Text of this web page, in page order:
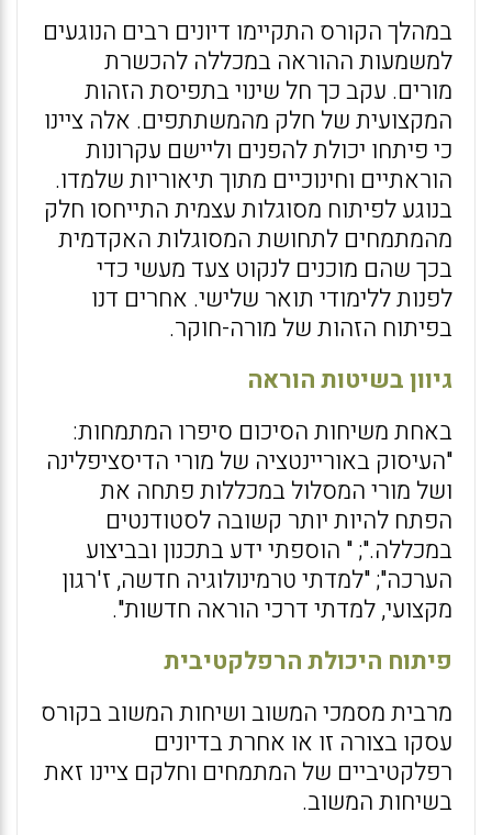
במהלך הקורס התקיימו דיונים רבים הנוגעים
למשמעות ההוראה במכללה להכשרת
מורים. עקב כך חל שינוי בתפיסת הזהות
המקצועית של חלק מהמשתתפים. אלה ציינו
כי פיתחו יכולת להפנים וליישם עקרונות
הוראתיים וחינוכיים מתוך תיאוריות שלמדו.
בנוגע לפיתוח מסוגלות עצמית התייחסו חלק
מהמתמחים לתחושת המסוגלות האקדמית
בכך שהם מוכנים לנקוט צעד מעשי כדי
לפנות ללימודי תואר שלישי. אחרים דנו
בפיתוח הזהות של מורה-חוקר.
גיוון בשיטות הוראה
באחת משיחות הסיכום סיפרו המתמחות:
"העיסוק באוריינטציה של מורי הדיסציפלינה
ושל מורי המסלול במכללות פתחה את
הפתח להיות יותר קשובה לסטודנטים
במכללה."; " הוספתי ידע בתכנון ובביצוע
הערכה"; "למדתי טרמינולוגיה חדשה, ז'רגון
מקצועי, למדתי דרכי הוראה חדשות".
פיתוח היכולת הרפלקטיבית
מרבית מסמכי המשוב ושיחות המשוב בקורס
עסקו בצורה זו או אחרת בדיונים
רפלקטיביים של המתמחים וחלקם ציינו זאת
בשיחות המשוב.